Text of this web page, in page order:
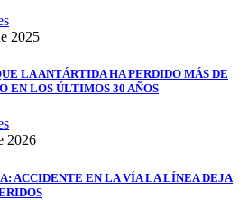
2025
LA ANTÁRTIDA HA PERDIDO MÁS DE
EN LOS ÚLTIMOS 30 AÑOS
2026
ACCIDENTE EN LA VÍA LA LÍNEA DEJA